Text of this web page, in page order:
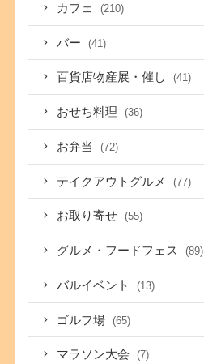
カフェ (210)
バー (41)
百貨店物産展・催し (41)
おせち料理 (36)
お弁当 (72)
テイクアウトグルメ (77)
お取り寄せ (55)
グルメ・フードフェス (89)
バルイベント (13)
ゴルフ場 (65)
マラソン大会 (7)